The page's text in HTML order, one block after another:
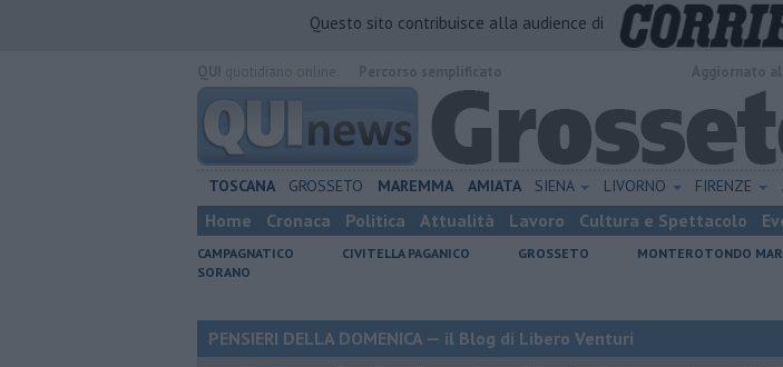
Questo sito contribuisce alla audience di
TOSCANA GROSSETO MAREMMA AMIATA SIENA LIVORNO FIRENZE
Home Cronaca Politica Attualità Lavoro Cultura e Spettacolo
CAMPAGNATICO CIVITELLA PAGANICO GROSSETO MONTEROTONDO
SORANO
PENSIERI DELLA DOMENICA — il Blog di Libero Venturi